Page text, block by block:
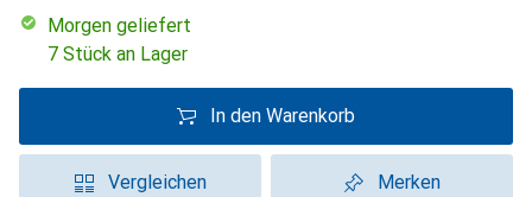
morgen geliefert
7 Stück an Lager
In den Warenkorb
Vergleichen Merken